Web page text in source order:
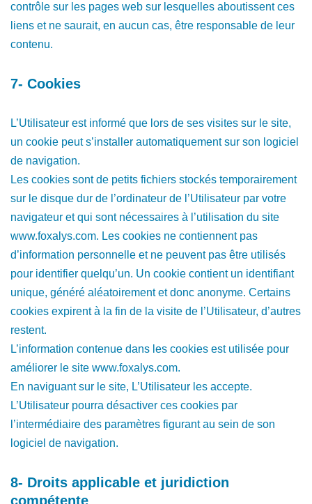
contrôle sur les pages web sur lesquelles aboutissent ces
liens et ne saurait, en aucun cas, être responsable de leur
contenu.
7- Cookies
L’Utilisateur est informé que lors de ses visites sur le site,
un cookie peut s’installer automatiquement sur son logiciel
de navigation.
Les cookies sont de petits fichiers stockés temporairement
sur le disque dur de l’ordinateur de l’Utilisateur par votre
navigateur et qui sont nécessaires à l’utilisation du site
www.foxalys.com. Les cookies ne contiennent pas
d’information personnelle et ne peuvent pas être utilisés
pour identifier quelqu’un. Un cookie contient un identifiant
unique, généré aléatoirement et donc anonyme. Certains
cookies expirent à la fin de la visite de l’Utilisateur, d’autres
restent.
L’information contenue dans les cookies est utilisée pour
améliorer le site www.foxalys.com.
En naviguant sur le site, L’Utilisateur les accepte.
L’Utilisateur pourra désactiver ces cookies par
l’intermédiaire des paramètres figurant au sein de son
logiciel de navigation.
8- Droits applicable et juridiction
compétente